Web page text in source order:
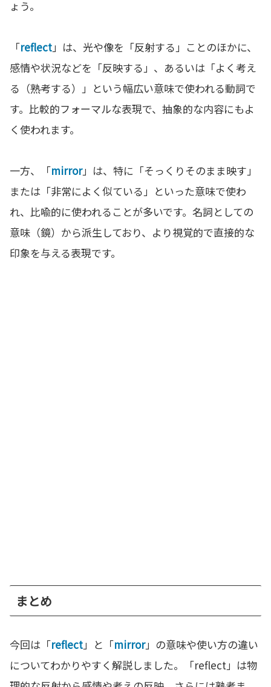
ょう。
「reflect」は、光や像を「反射する」ことのほかに、
感情や状況などを「反映する」、あるいは「よく考え
る（熟考する）」という幅広い意味で使われる動詞で
す。比較的フォーマルな表現で、抽象的な内容にもよ
く使われます。
一方、「mirror」は、特に「そっくりそのまま映す」
または「非常によく似ている」といった意味で使わ
れ、比喩的に使われることが多いです。名詞としての
意味（鏡）から派生しており、より視覚的で直接的な
印象を与える表現です。
まとめ
今回は「reflect」と「mirror」の意味や使い方の違い
についてわかりやすく解説しました。「reflect」は物